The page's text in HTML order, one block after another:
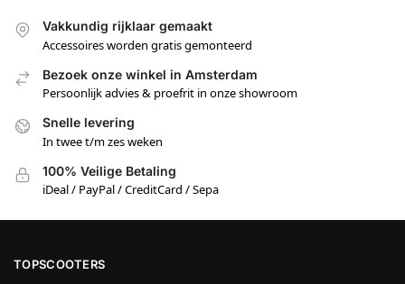
Vakkundig rijklaar gemaakt
Accessoires worden gratis gemonteerd
Bezoek onze winkel in Amsterdam
Persoonlijk advies & proefrit in onze showroom
Snelle levering
In twee t/m zes weken
100% Veilige Betaling
iDeal / PayPal / CreditCard / Sepa
TOPSCOOTERS